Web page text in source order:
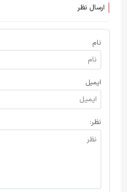
ارسال نظر
نام
ایمیل
نظر: